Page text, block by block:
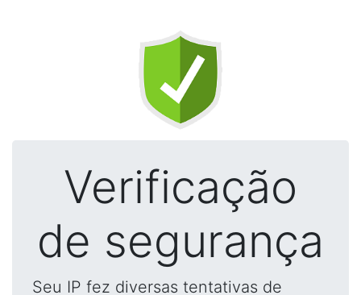
Verificação
de segurança
Seu IP fez diversas tentativas de